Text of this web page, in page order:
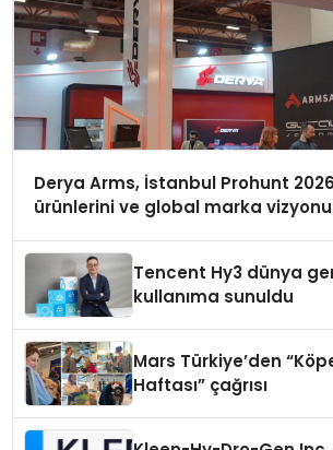
Derya Arms, İstanbul Prohunt
ürünlerini ve global marka
Tencent Hy3 dünya
kullanıma sunuldu
Mars Türkiye’den
Haftası” çağrısı